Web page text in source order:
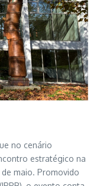
no cenário
estratégico na
maio. Promovido